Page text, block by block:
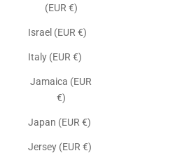
(EUR €)
Israel (EUR €)
Italy (EUR €)
Jamaica (EUR
€)
Japan (EUR €)
Jersey (EUR €)